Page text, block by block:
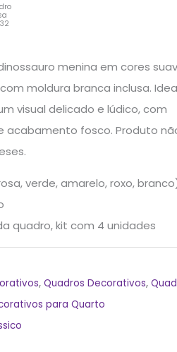
menina em cores
moldura branca inclusa.
visual delicado e lúdico, com
acabamento fosco. Produto
verde, amarelo, roxo,
quadro, kit com 4 unidades
,Quadros Decorativos,
para Quarto